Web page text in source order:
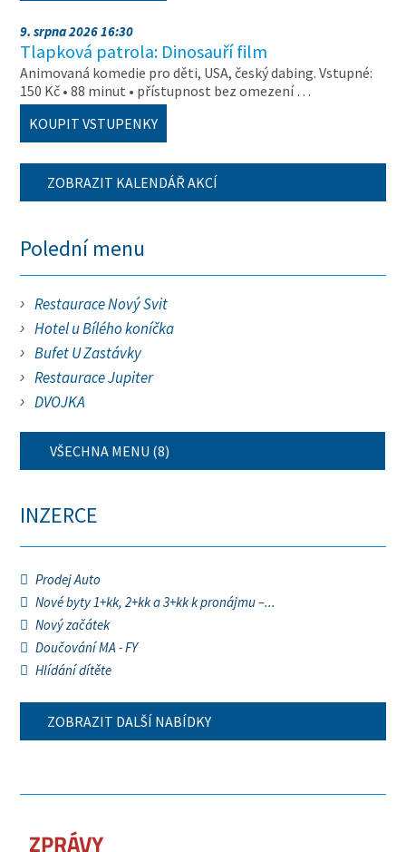
9. srpna 2026 16:30
Tlapková patrola: Dinosauří film
Animovaná komedie pro děti, USA, český dabing. Vstupné:
150 Kč • 88 minut • přístupnost bez omezení …
KOUPIT VSTUPENKY
ZOBRAZIT KALENDÁŘ AKCÍ
Polední menu
Restaurace Nový Svit
Hotel u Bílého koníčka
Bufet U Zastávky
Restaurace Jupiter
DVOJKA
VŠECHNA MENU (8)
INZERCE
Prodej Auto
Nové byty 1+kk, 2+kk a 3+kk k pronájmu –...
Nový začátek
Doučování MA - FY
Hlídání dítěte
ZOBRAZIT DALŠÍ NABÍDKY
ZPRÁVY